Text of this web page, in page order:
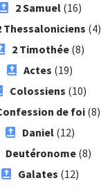
2 Samuel(16)
Thessaloniciens (4)
2 Timothée (8)
Actes (19)
Colossiens (10)
de foi (8)
Daniel(12)
Deutéronome(8)
Galates (12)